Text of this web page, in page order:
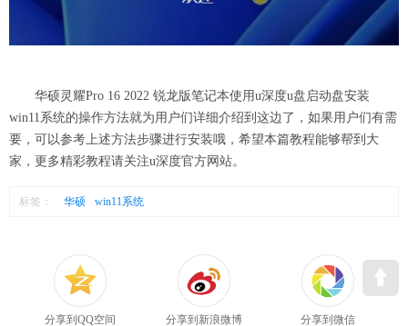
华硕灵耀Pro 16 2022 锐龙版笔记本使用u深度u盘启动盘安装
win11系统的操作方法就为用户们详细介绍到这边了，如果用户们有需
要，可以参考上述方法步骤进行安装哦，希望本篇教程能够帮到大
家，更多精彩教程请关注u深度官方网站。
标签： 华硕 win11系统
分享到QQ空间 分享到新浪微博 分享到微信